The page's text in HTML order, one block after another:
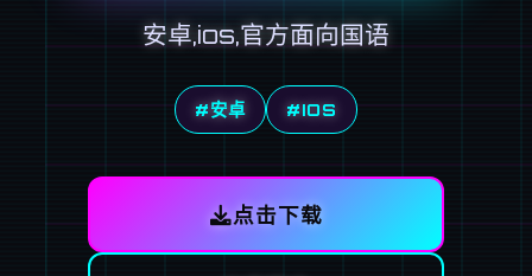
安卓,ios,官方面向国语
#安卓 #IOS
点击下载